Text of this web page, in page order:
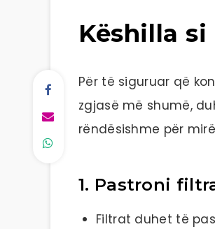
Këshilla
Për të siguruar që
zgjasë më shumë,
rëndësishme për
1. Pastroni
Filtrat duhet të